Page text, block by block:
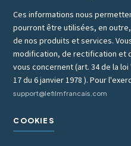
Ces informations nous
pourront être utilisées, en
de nos produits et services.
modification, de rectification et
vous concernent (art. 34 de la
17 du 6 janvier 1978 ). Pour
support@lefilmfrancais.com
COOKIES